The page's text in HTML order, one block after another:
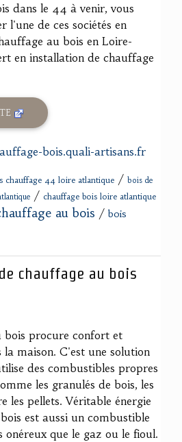
dans le 44 à venir, vous
l'une de ces sociétés en
au bois en Loire-
en installation de chauffage
bois.quali-artisans.fr
chauffage 44 loire atlantique / bois de
/ chauffage bois loire atlantique
au bois / bois
chauffage au bois
bois procure confort et
la maison. C'est une solution
des combustibles propres
les granulés de bois, les
les pellets. Véritable énergie
est aussi un combustible
onéreux que le gaz ou le fioul.